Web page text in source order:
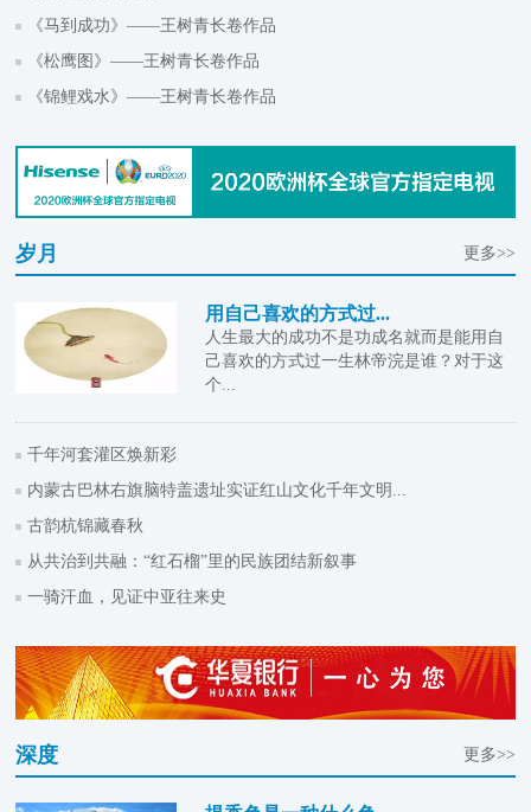
《马到成功》——王树青长卷作品
《松鹰图》——王树青长卷作品
《锦鲤戏水》——王树青长卷作品
岁月 更多>>
用自己喜欢的方式过...
人生最大的成功不是功成名就而是能用自
己喜欢的方式过一生林帝浣是谁？对于这
个...
千年河套灌区焕新彩
内蒙古巴林右旗脑特盖遗址实证红山文化千年文明...
古韵杭锦藏春秋
从共治到共融：“红石榴”里的民族团结新叙事
一骑汗血，见证中亚往来史
深度 更多>>